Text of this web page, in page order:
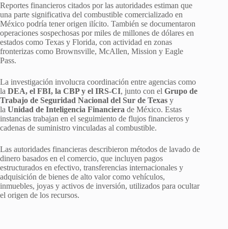
Reportes financieros citados por las autoridades estiman que
una parte significativa del combustible comercializado en
México podría tener origen ilícito. También se documentaron
operaciones sospechosas por miles de millones de dólares en
estados como Texas y Florida, con actividad en zonas
fronterizas como Brownsville, McAllen, Mission y Eagle
Pass.
La investigación involucra coordinación entre agencias como
la DEA, el FBI, la CBP y el IRS-CI, junto con el Grupo de
Trabajo de Seguridad Nacional del Sur de Texas y
la Unidad de Inteligencia Financiera de México. Estas
instancias trabajan en el seguimiento de flujos financieros y
cadenas de suministro vinculadas al combustible.
Las autoridades financieras describieron métodos de lavado de
dinero basados en el comercio, que incluyen pagos
estructurados en efectivo, transferencias internacionales y
adquisición de bienes de alto valor como vehículos,
inmuebles, joyas y activos de inversión, utilizados para ocultar
el origen de los recursos.